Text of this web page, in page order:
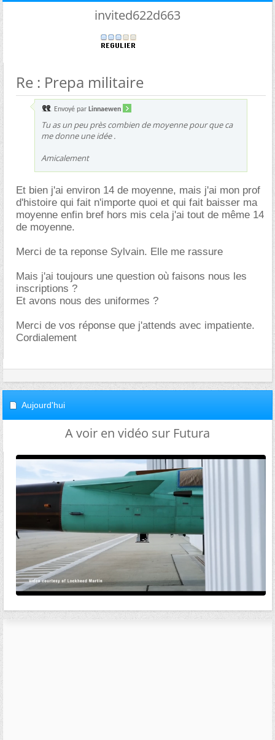
invited622d663
Re : Prepa militaire
Envoyé par Linnaewen
Tu as un peu près combien de moyenne pour que ca
me donne une idée .
Amicalement
Et bien j'ai environ 14 de moyenne, mais j'ai mon prof
d'histoire qui fait n'importe quoi et qui fait baisser ma
moyenne enfin bref hors mis cela j'ai tout de même 14
de moyenne.
Merci de ta reponse Sylvain. Elle me rassure
Mais j'ai toujours une question où faisons nous les
inscriptions ?
Et avons nous des uniformes ?
Merci de vos réponse que j'attends avec impatiente.
Cordialement
Aujourd'hui
A voir en vidéo sur Futura